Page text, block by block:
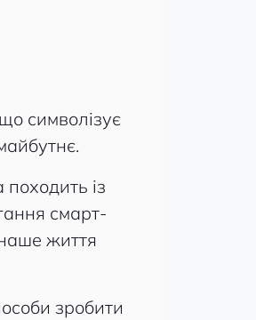
символізує
із
смарт-
життя
зробити